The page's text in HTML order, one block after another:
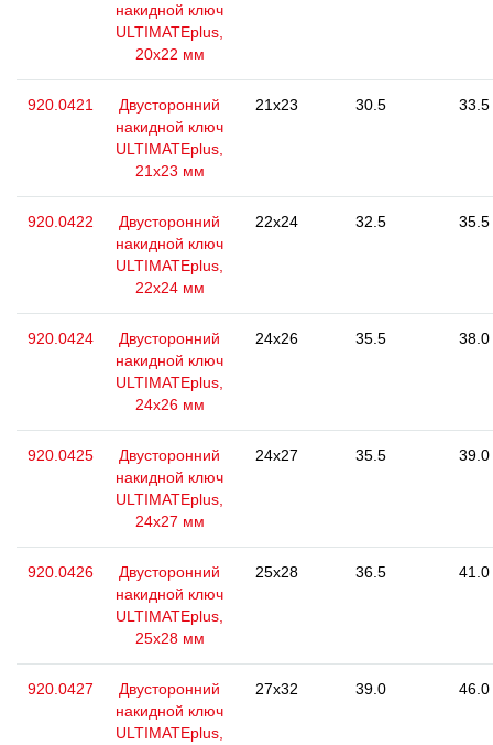
накидной ключ
ULTIMATEplus,
20x22 мм
920.0421
Двусторонний
накидной ключ
ULTIMATEplus,
21x23 мм
21x23 30.5 33.5
920.0422
Двусторонний
накидной ключ
ULTIMATEplus,
22x24 мм
22x24 32.5 35.5
920.0424
Двусторонний
накидной ключ
ULTIMATEplus,
24x26 мм
24x26 35.5 38.0
920.0425
Двусторонний
накидной ключ
ULTIMATEplus,
24x27 мм
24x27 35.5 39.0
920.0426
Двусторонний
накидной ключ
ULTIMATEplus,
25x28 мм
25x28 36.5 41.0
920.0427
Двусторонний
накидной ключ
ULTIMATEplus,
27x32 39.0 46.0